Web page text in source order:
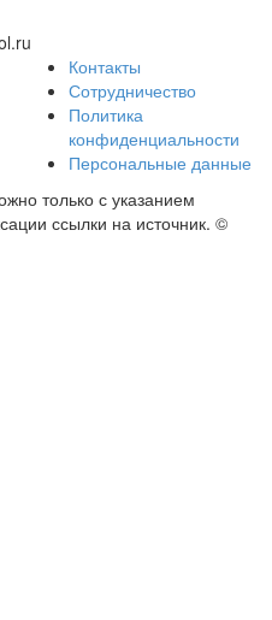
Контакты
Сотрудничество
Политика
конфиденциальности
Персональные данные
только с указанием
ссылки на источник. ©